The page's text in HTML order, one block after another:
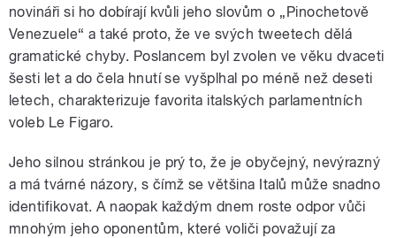
novináři si ho dobírají kvůli jeho slovům o „Pinochetově
Venezuele“ a také proto, že ve svých tweetech dělá
gramatické chyby. Poslancem byl zvolen ve věku dvaceti
šesti let a do čela hnutí se vyšplhal po méně než deseti
letech, charakterizuje favorita italských parlamentních
voleb Le Figaro.
Jeho silnou stránkou je prý to, že je obyčejný, nevýrazný
a má tvárné názory, s čímž se většina Italů může snadno
identifikovat. A naopak každým dnem roste odpor vůči
mnohým jeho oponentům, které voliči považují za